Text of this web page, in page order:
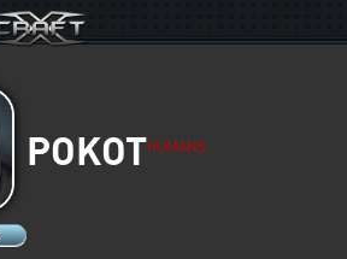
POKOTHUMANS